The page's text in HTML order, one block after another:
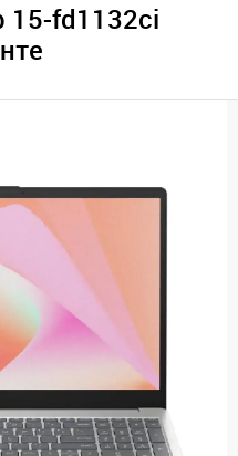
15-fd1132ci